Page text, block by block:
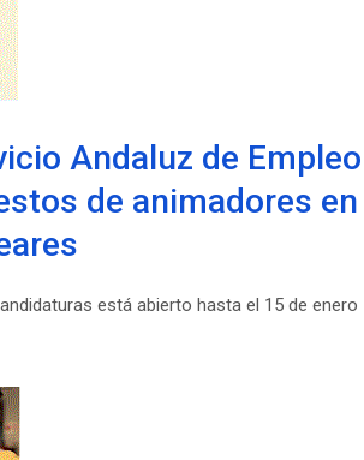
Andaluz de
de animadores
está abierto hasta el 15 de enero